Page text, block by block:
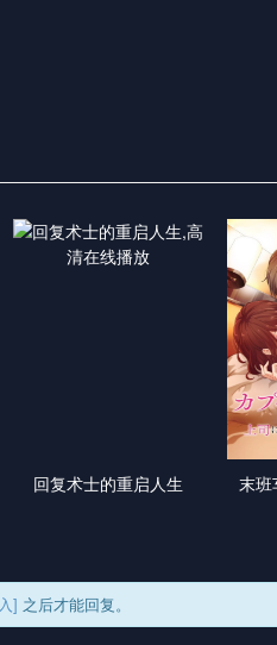
回复术士的重启人生 末班
] 之后才能回复。